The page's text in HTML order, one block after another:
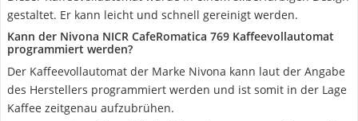
gestaltet. Er kann leicht und schnell gereinigt werden.
Kann der Nivona NICR CafeRomatica 769 Kaffeevollautomat
programmiert werden?
Der Kaffeevollautomat der Marke Nivona kann laut der Angabe
des Herstellers programmiert werden und ist somit in der Lage
Kaffee zeitgenau aufzubrühen.